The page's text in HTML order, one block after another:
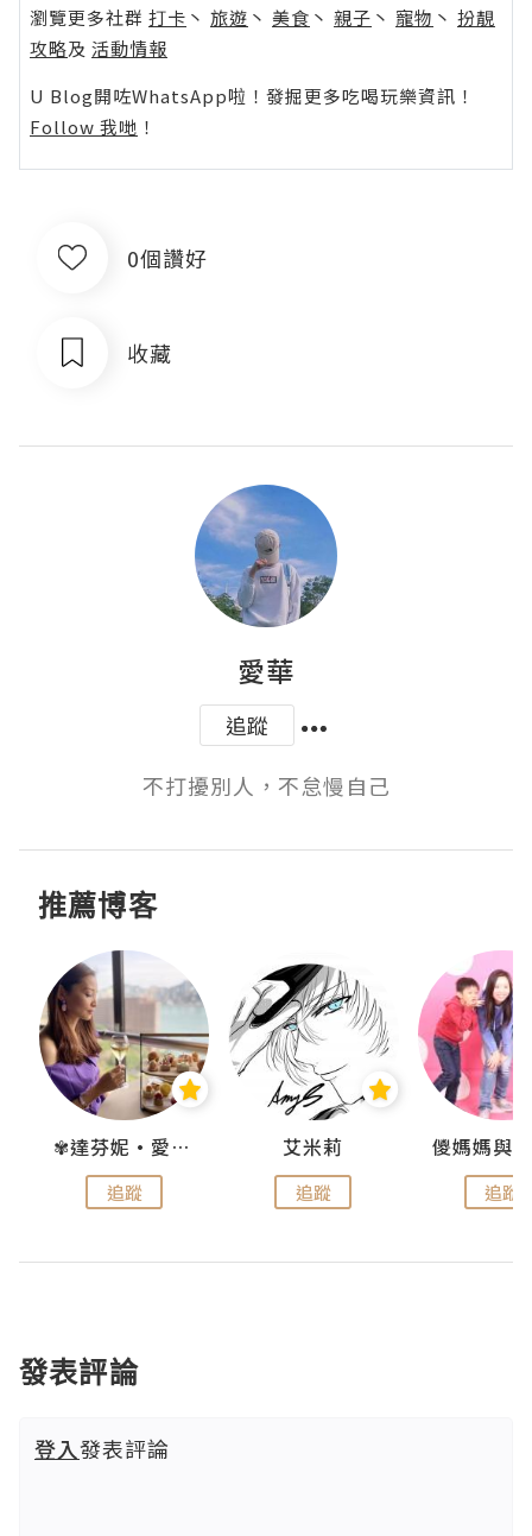
瀏覽更多社群 打卡 丶 旅遊 丶 美食 丶 親子 丶 寵物 丶 扮靚
攻略及 活動情報
U Blog開咗WhatsApp啦！發掘更多吃喝玩樂資訊！
Follow 我哋 ！
0個讚好
收藏
愛華
追蹤
不打擾別人，不怠慢自己
推薦博客
✾達芬妮•愛孩子•愛生活✾
追蹤
艾米莉
追蹤 追蹤
發表評論
登入發表評論